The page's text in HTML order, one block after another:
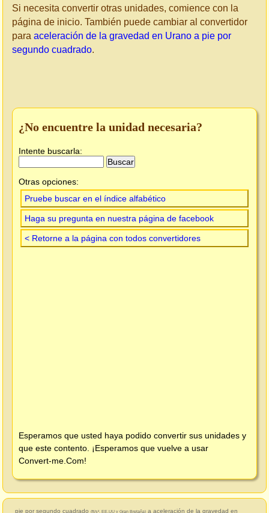
Si necesita convertir otras unidades, comience con la
página de inicio. También puede cambiar al convertidor
para aceleración de la gravedad en Urano a pie por
segundo cuadrado.
¿No encuentre la unidad necesaria?
Intente buscarla:
Otras opciones:
Pruebe buscar en el índice alfabético
Haga su pregunta en nuestra página de facebook
< Retorne a la página con todos convertidores
Esperamos que usted haya podido convertir sus unidades y
que este contento. ¡Esperamos que vuelve a usar
Convert-me.Com!
pie por segundo cuadrado (ft/s², EE.UU y Gran Bretaña) a aceleración de la gravedad en